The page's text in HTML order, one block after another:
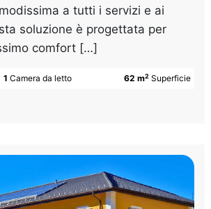
a tutti i servizi e ai
soluzione è progettata per
comfort […]
62 m2 Superficie
1 Camera da letto